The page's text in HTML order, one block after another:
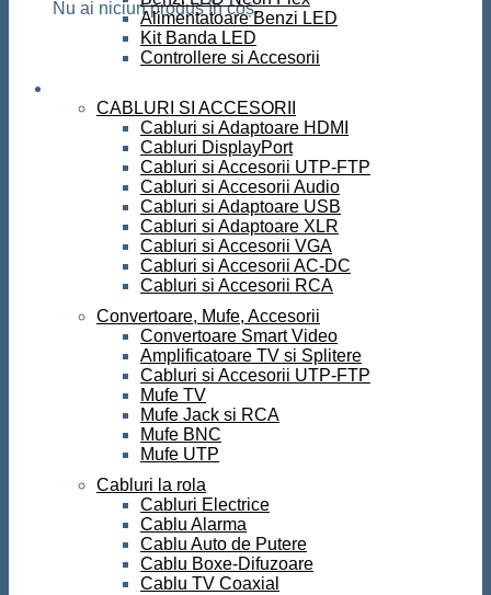
Nu ai niciun produs în coș.
Alimentatoare Benzi LED
Kit Banda LED
Controllere si Accesorii
CABLURI SI ACCESORII
Cabluri si Adaptoare HDMI
Cabluri DisplayPort
Cabluri si Accesorii UTP-FTP
Cabluri si Accesorii Audio
Cabluri si Adaptoare USB
Cabluri si Adaptoare XLR
Cabluri si Accesorii VGA
Cabluri si Accesorii AC-DC
Cabluri si Accesorii RCA
Convertoare, Mufe, Accesorii
Convertoare Smart Video
Amplificatoare TV si Splitere
Cabluri si Accesorii UTP-FTP
Mufe TV
Mufe Jack si RCA
Mufe BNC
Mufe UTP
Cabluri la rola
Cabluri Electrice
Cablu Alarma
Cablu Auto de Putere
Cablu Boxe-Difuzoare
Cablu TV Coaxial